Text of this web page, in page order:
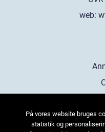
web:
På vores website bruges
statistik og